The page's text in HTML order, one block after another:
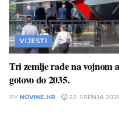
VIJESTI
Tri zemlje rade na vojnom
gotovo do 2035.
BY NOVINE.HR 22. SRPNJA